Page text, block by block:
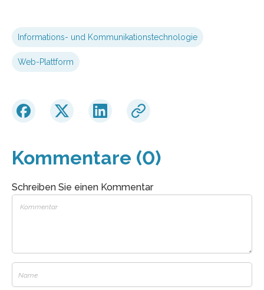
Informations- und Kommunikationstechnologie
Web-Plattform
Kommentare (0)
Schreiben Sie einen Kommentar